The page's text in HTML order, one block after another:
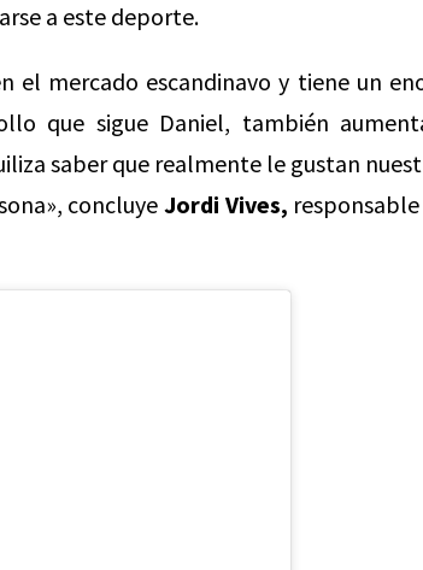
a este deporte.
el mercado escandinavo y tiene un
que sigue Daniel, también
saber que realmente le gustan
concluye Jordi Vives,